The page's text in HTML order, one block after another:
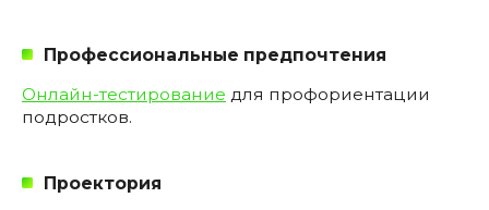
Профессиональные предпочтения
Онлайн-тестирование для профориентации
подростков.
Проектория